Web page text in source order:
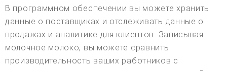
В программном обеспечении вы можете хранить
данные о поставщиках и отслеживать данные о
продажах и аналитике для клиентов. Записывая
молочное молоко, вы можете сравнить
производительность ваших работников с